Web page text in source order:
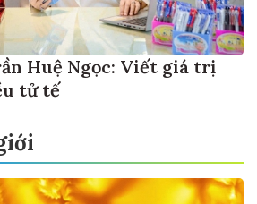
Huệ Ngọc: Viết giá trị
tử tế